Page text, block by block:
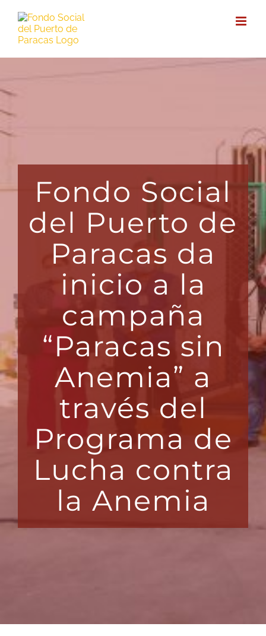
Fondo Social
del Puerto de
Paracas da
inicio a la
campaña
“Paracas sin
Anemia” a
través del
Programa de
Lucha contra
la Anemia